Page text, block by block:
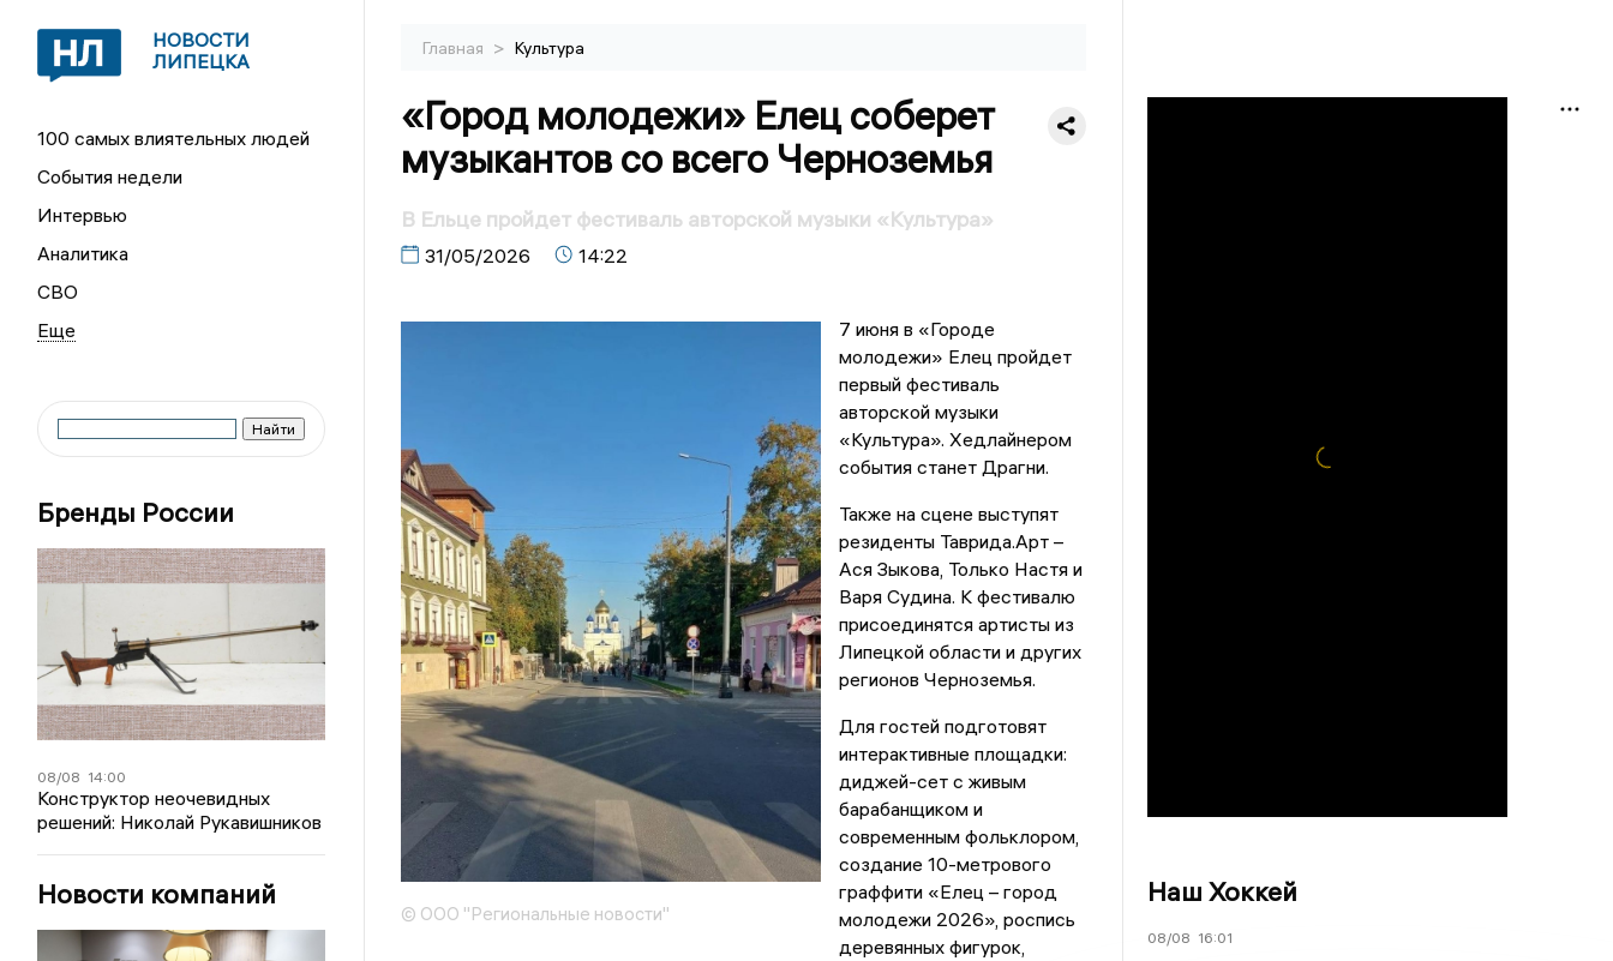
НОВОСТИ
ЛИПЕЦКА
100 самых влиятельных людей
События недели
Интервью
Аналитика
СВО
Бренды России
08/08 14:00
Конструктор неочевидных
решений: Николай Рукавишников
Новости компаний
Главная > Культура
«Город молодежи» Елец соберет
музыкантов со всего Черноземья
В Ельце пройдет фестиваль авторской музыки «Культура»
31/05/2026 14:22
© ООО "Региональные новости"
7 июня в «Городе
молодежи» Елец пройдет
первый фестиваль
авторской музыки
«Культура». Хедлайнером
события станет Драгни.
Также на сцене выступят
резиденты Таврида.Арт –
Ася Зыкова, Только Настя и
Варя Судина. К фестивалю
присоединятся артисты из
Липецкой области и других
регионов Черноземья.
Для гостей подготовят
интерактивные площадки:
диджей-сет с живым
барабанщиком и
современным фольклором,
создание 10-метрового
граффити «Елец – город
молодежи 2026», роспись
деревянных фигурок,
Наш Хоккей
08/08 16:01